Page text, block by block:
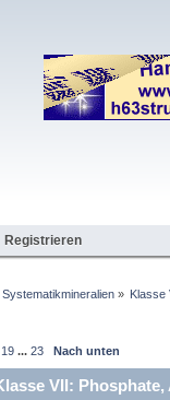
Registrieren
Systematikmineralien» Klasse
19 ...23 Nach unten
VII: